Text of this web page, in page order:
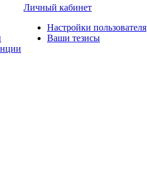
Личный кабинет
Настройки пользователя
Ваши тезисы